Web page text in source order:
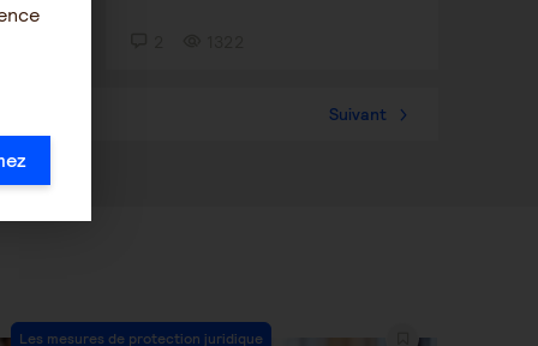
Suivant
Post
Les mesures de protection juridique